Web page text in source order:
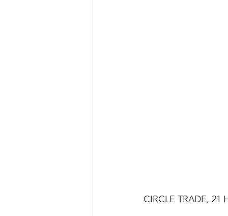
CIRCLE TRADE, 21